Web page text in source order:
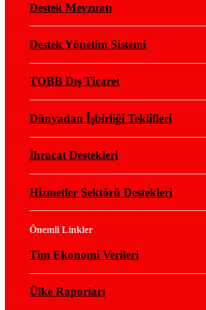
Destek Mevzuatı
Destek Yönetim Sistemi
TOBB Dış Ticaret
Dünyadan İşbirliği Teklifleri
İhracat Destekleri
Hizmetler Sektörü Destekleri
Önemli Linkler
Tim Ekonomi Verileri
Ülke Raporları